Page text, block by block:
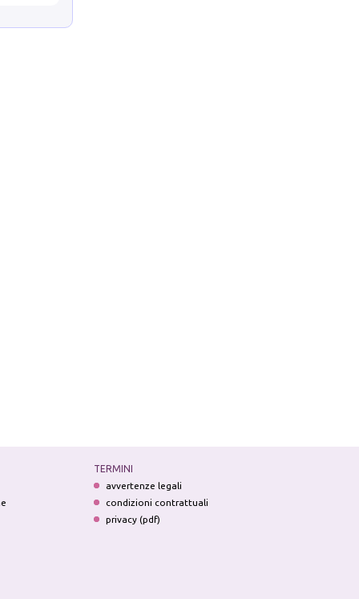
TERMINI
avvertenze legali
condizioni contrattuali
privacy (pdf)